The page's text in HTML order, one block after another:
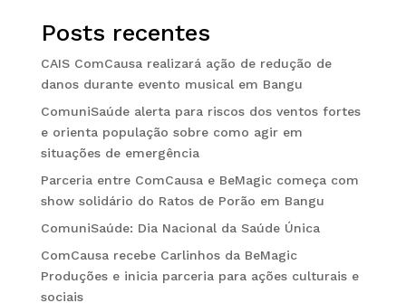
Posts recentes
CAIS ComCausa realizará ação de redução de
danos durante evento musical em Bangu
ComuniSaúde alerta para riscos dos ventos fortes
e orienta população sobre como agir em
situações de emergência
Parceria entre ComCausa e BeMagic começa com
show solidário do Ratos de Porão em Bangu
ComuniSaúde: Dia Nacional da Saúde Única
ComCausa recebe Carlinhos da BeMagic
Produções e inicia parceria para ações culturais e
sociais